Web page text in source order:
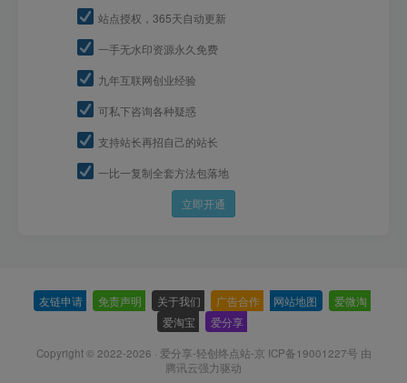
站点授权，365天自动更新
一手无水印资源永久免费
九年互联网创业经验
可私下咨询各种疑惑
支持站长再招自己的站长
一比一复制全套方法包落地
立即开通
友链申请 免责声明 关于我们 广告合作 网站地图 爱微淘
爱淘宝
爱分享
Copyright © 2022-2026 · 爱分享-轻创终点站-京 ICP备19001227号 由
腾讯云强力驱动